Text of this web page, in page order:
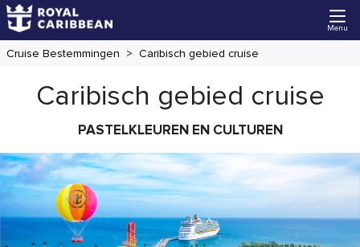
Menu
Cruise Bestemmingen Caribisch gebied cruise
Caribisch gebied cruise
PASTELKLEUREN EN CULTUREN